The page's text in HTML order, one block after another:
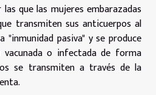
que las mujeres embarazadas
transmiten sus anticuerpos al
"inmunidad pasiva" y se produce
o infectada de forma
se transmiten a través de la